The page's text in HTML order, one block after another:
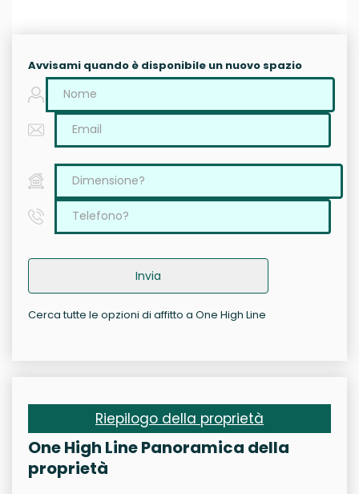
Avvisami quando è disponibile un nuovo spazio
Invia
Cerca tutte le opzioni di affitto a One High Line
Riepilogo della proprietà
One High Line Panoramica della
proprietà